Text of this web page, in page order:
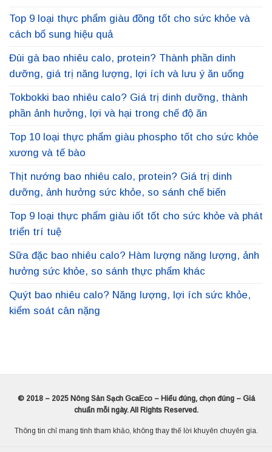
Top 9 loại thực phẩm giàu đồng tốt cho sức khỏe và
cách bổ sung hiệu quả
Đùi gà bao nhiêu calo, protein? Thành phần dinh
dưỡng, giá trị năng lượng, lợi ích và lưu ý ăn uống
Tokbokki bao nhiêu calo? Giá trị dinh dưỡng, thành
phần ảnh hưởng, lợi và hại trong chế độ ăn
Top 10 loại thực phẩm giàu phospho tốt cho sức khỏe
xương và tế bào
Thịt nướng bao nhiêu calo, protein? Giá trị dinh
dưỡng, ảnh hưởng sức khỏe, so sánh chế biến
Top 9 loại thực phẩm giàu iốt tốt cho sức khỏe và phát
triển trí tuệ
Sữa đặc bao nhiêu calo? Hàm lượng năng lượng, ảnh
hưởng sức khỏe, so sánh thực phẩm khác
Quýt bao nhiêu calo? Năng lượng, lợi ích sức khỏe,
kiểm soát cân nặng
© 2018 – 2025 Nông Sản Sạch GcaEco – Hiểu đúng, chọn đúng – Giá
chuẩn mỗi ngày. All Rights Reserved.
Thông tin chỉ mang tính tham khảo, không thay thế lời khuyên chuyên gia.